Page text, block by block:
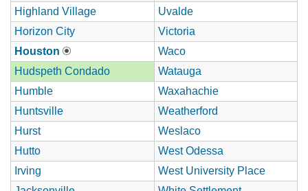
Highland Village
Uvalde
Horizon City
Victoria
Houston
Waco
Hudspeth Condado
Watauga
Humble
Waxahachie
Huntsville
Weatherford
Hurst
Weslaco
Hutto
West Odessa
Irving
West University Place